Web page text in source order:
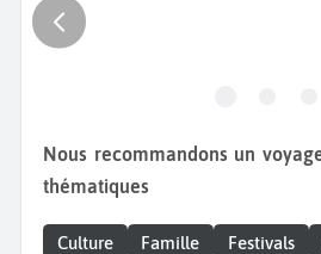
Nous recommandons un voyage à Catane pour ces
thématiques
Culture Famille Festivals